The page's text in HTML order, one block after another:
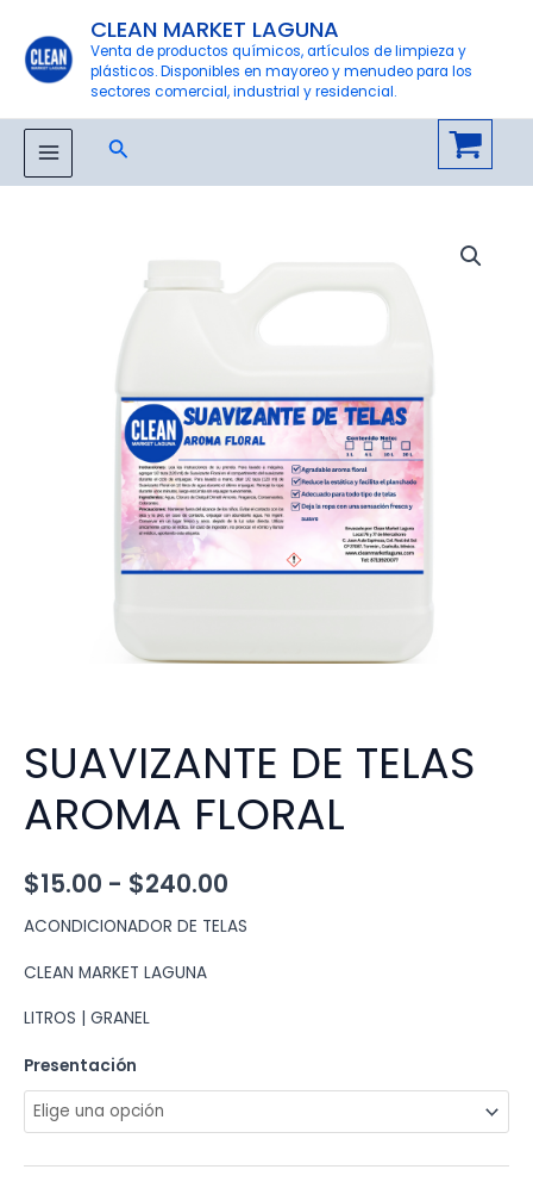
contenido
CLEAN MARKET LAGUNA
Venta de productos químicos, artículos de limpieza y
plásticos. Disponibles en mayoreo y menudeo para los
sectores comercial, industrial y residencial.
MAIN
Buscar
SUAVIZANTE DE TELAS
AROMA FLORAL
$15.00 - $240.00
de
ACONDICIONADOR DE TELAS
CLEAN MARKET LAGUNA
LITROS | GRANEL
Presentación